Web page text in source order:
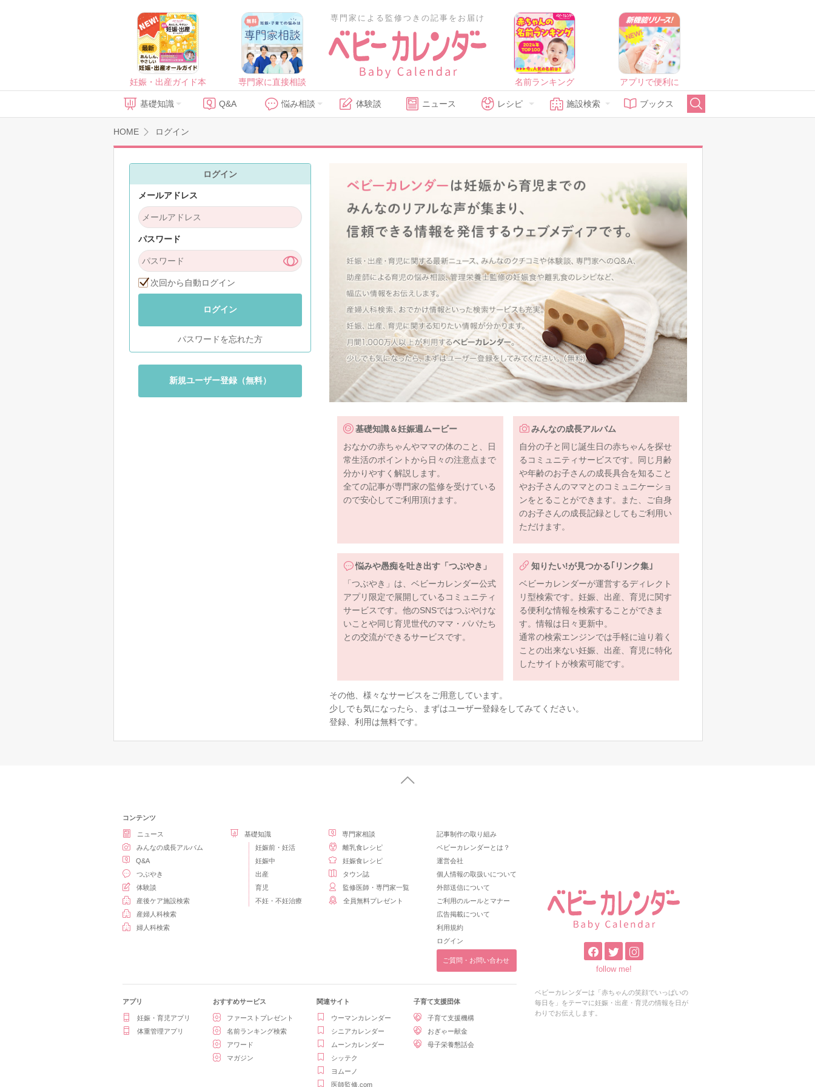
妊娠・出産ガイド本 専門家に直接相談
専門家による監修つきの記事をお届け
名前ランキング アプリで便利に
基礎知識 Q&A 悩み相談 体験談 ニュース レシピ 施設検索 ブックス
HOME ログイン
ログイン
メールアドレス
パスワード
次回から自動ログイン
ログイン
パスワードを忘れた方
新規ユーザー登録（無料）
基礎知識＆妊娠週ムービー
おなかの赤ちゃんやママの体のこと、日
常生活のポイントから日々の注意点まで
分かりやすく解説します。
全ての記事が専門家の監修を受けている
ので安心してご利用頂けます。
みんなの成長アルバム
自分の子と同じ誕生日の赤ちゃんを探せ
るコミュニティサービスです。同じ月齢
や年齢のお子さんの成長具合を知ること
やお子さんのママとのコミュニケーショ
ンをとることができます。また、ご自身
のお子さんの成長記録としてもご利用い
ただけます。
悩みや愚痴を吐き出す「つぶやき」
「つぶやき」は、ベビーカレンダー公式
アプリ限定で展開しているコミュニティ
サービスです。他のSNSではつぶやけな
いことや同じ育児世代のママ・パパたち
との交流ができるサービスです。
知りたい!が見つかる｢リンク集｣
ベビーカレンダーが運営するディレクト
リ型検索です。妊娠、出産、育児に関す
る便利な情報を検索することができま
す。情報は日々更新中。
通常の検索エンジンでは手軽に辿り着く
ことの出来ない妊娠、出産、育児に特化
したサイトが検索可能です。
その他、様々なサービスをご用意しています。
少しでも気になったら、まずはユーザー登録をしてみてください。
登録、利用は無料です。
コンテンツ
ニュース
みんなの成長アルバム
Q&A
つぶやき
体験談
産後ケア施設検索
産婦人科検索
婦人科検索
基礎知識
妊娠前・妊活
妊娠中
出産
育児
不妊・不妊治療
専門家相談
離乳食レシピ
妊娠食レシピ
タウン誌
監修医師・専門家一覧
全員無料プレゼント
記事制作の取り組み
ベビーカレンダーとは？
運営会社
個人情報の取扱いについて
外部送信について
ご利用のルールとマナー
広告掲載について
利用規約
ログイン
ご質問・お問い合わせ
アプリ
妊娠・育児アプリ
体重管理アプリ
おすすめサービス
ファーストプレゼント
名前ランキング検索
アワード
マガジン
関連サイト
ウーマンカレンダー
シニアカレンダー
ムーンカレンダー
シッテク
ヨムーノ
医師監修.com
子育て支援団体
子育て支援機構
おぎゃー献金
母子栄養懇話会
follow me!
ベビーカレンダーは「赤ちゃんの笑顔でいっぱいの
毎日を」をテーマに妊娠・出産・育児の情報を日が
わりでお伝えします。